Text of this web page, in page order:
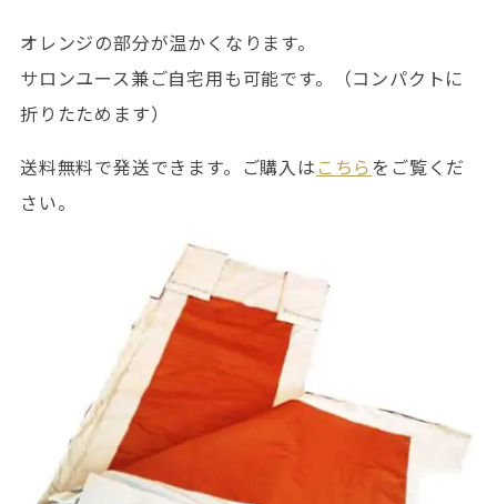
オレンジの部分が温かくなります。
サロンユース兼ご自宅用も可能です。（コンパクトに
折りたためます）
送料無料で発送できます。ご購入は こちら をご覧くだ
さい。